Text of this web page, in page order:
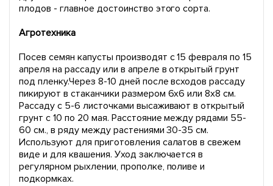
плодов - главное достоинство этого сорта.
Агротехника
Посев семян капусты производят с 15 февраля по 15
апреля на рассаду или в апреле в открытый грунт
под пленку.Через 8-10 дней после всходов рассаду
пикируют в стаканчики размером 6х6 или 8х8 см.
Рассаду с 5-6 листочками высаживают в открытый
грунт с 10 по 20 мая. Расстояние между рядами 55-
60 см., в ряду между растениями 30-35 см.
Используют для приготовления салатов в свежем
виде и для квашения. Уход заключается в
регулярном рыхлении, прополке, поливе и
подкормках.